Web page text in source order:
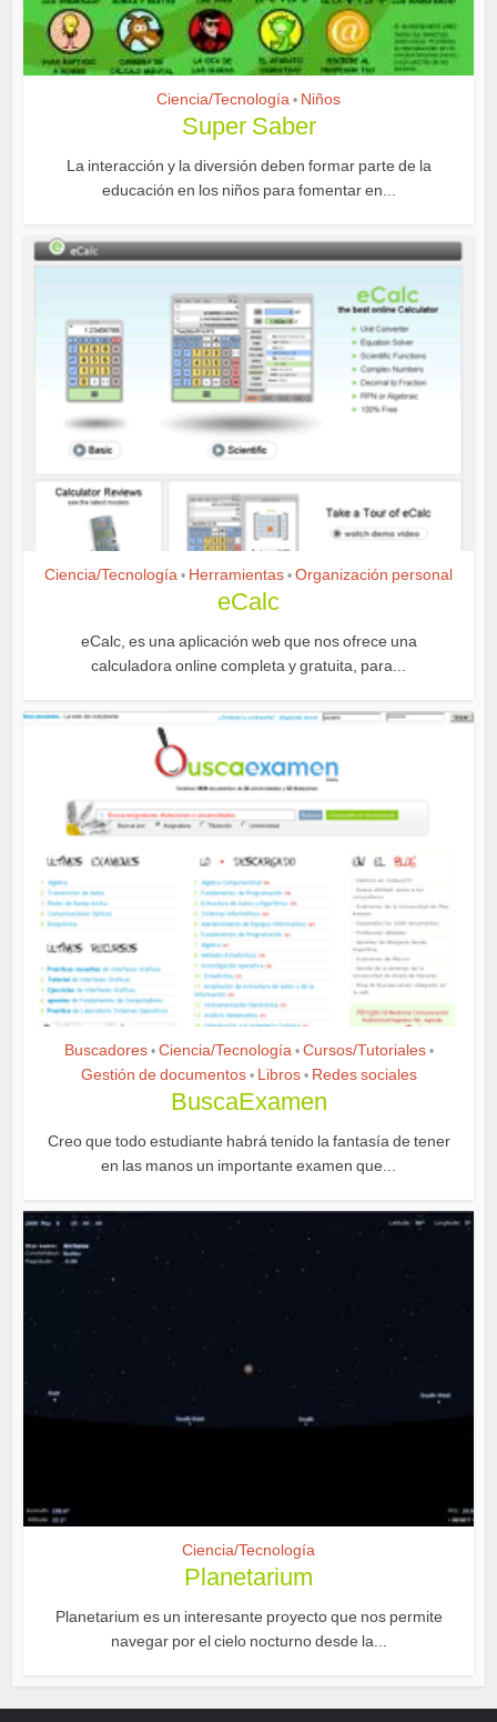
Ciencia/Tecnología • Niños
Super Saber
La interacción y la diversión deben formar parte de la
educación en los niños para fomentar en...
Ciencia/Tecnología • Herramientas • Organización personal
eCalc
eCalc, es una aplicación web que nos ofrece una
calculadora online completa y gratuita, para...
Buscadores • Ciencia/Tecnología • Cursos/Tutoriales •
Gestión de documentos • Libros • Redes sociales
BuscaExamen
Creo que todo estudiante habrá tenido la fantasía de tener
en las manos un importante examen que...
Ciencia/Tecnología
Planetarium
Planetarium es un interesante proyecto que nos permite
navegar por el cielo nocturno desde la...